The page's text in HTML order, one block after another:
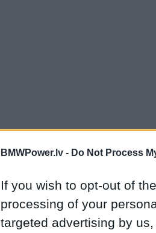
BMWPower.lv - Do Not Process
If you wish to opt-out of
processing of your
targeted advertising by